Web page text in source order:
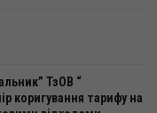
ТзОВ “
коригування тарифу на